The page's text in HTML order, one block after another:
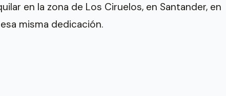
en la zona de Los Ciruelos, en Santander, en
misma dedicación.